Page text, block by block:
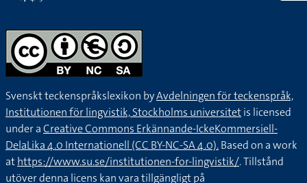
Svenskt teckenspråkslexikon byAvdelningen för teckenspråk,
Institutionen för lingvistik, Stockholms universitetis licensed
under aCreative Commons Erkännande-IckeKommersiell-
DelaLika 4.0 Internationell (CC BY-NC-SA 4.0).Based on a work
athttps://www.su.se/institutionen-for-lingvistik/. Tillstånd
utöver denna licens kan vara tillgängligt på